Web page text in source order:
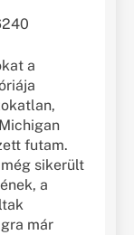
a
futam.
sikerült
a
már